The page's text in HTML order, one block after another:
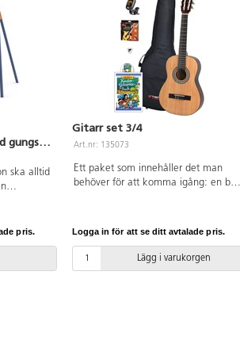
gungsits
ska alltid
ST0517
K1.
pris.
Gitarr set 3/4
Art.nr: 135073
Ett paket som innehåller det man
behöver för att komma igång: en bra
Logga in för att se ditt avtalade pris.
Lägg i varukorgen